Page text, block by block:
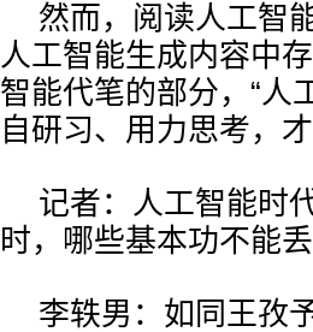
然而，阅读人工智
人工智能生成内容中
智能代笔的部分，“人
自研习、用力思考，
记者：人工智能时
时，哪些基本功不能丢
李轶男：如同王孜